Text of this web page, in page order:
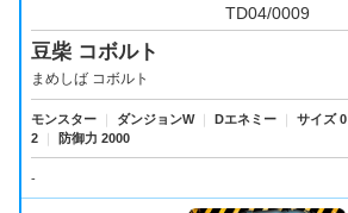
TD04/0009
豆柴 コボルト
まめしば コボルト
モンスター ｜ ダンジョンW ｜ Dエネミー ｜ サイズ 0
2
｜ 防御力 2000
-